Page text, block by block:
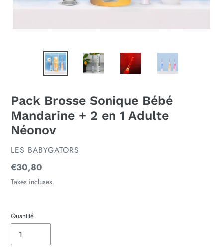
Pack Brosse Sonique Bébé
Mandarine + 2 en 1 Adulte
Néonov
DISTRIBUTEUR
LES BABYGATORS
Prix
normal
€30,80
Taxes incluses.
Quantité